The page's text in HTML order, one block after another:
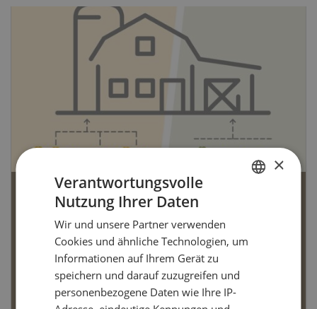
Bio-Artikel
Dossier Bio-Artikel
×
Verantwortungsvolle
Nutzung Ihrer Daten
Wir und unsere Partner verwenden
Cookies und ähnliche Technologien, um
Informationen auf Ihrem Gerät zu
speichern und darauf zuzugreifen und
personenbezogene Daten wie Ihre IP-